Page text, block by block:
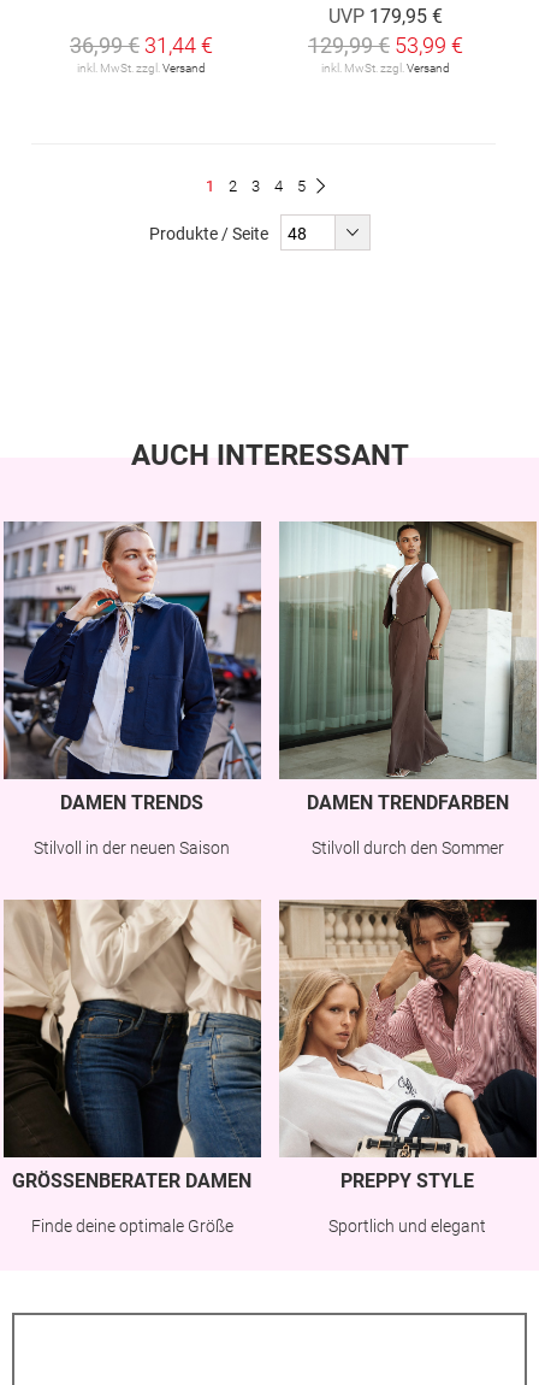
36,99 € 31,44 €
inkl. MwSt. zzgl. Versand
UVP 179,95 €
129,99 € 53,99 €
inkl. MwSt. zzgl. Versand
Du
1 Seite
2 Seite
3 Seite
4 Seite
5
Produkte / Seite
AUCH INTERESSANT
DAMEN TRENDS
Stilvoll in der neuen Saison
DAMEN TRENDFARBEN
Stilvoll durch den Sommer
GRÖSSENBERATER DAMEN
Finde deine optimale Größe
PREPPY STYLE
Sportlich und elegant